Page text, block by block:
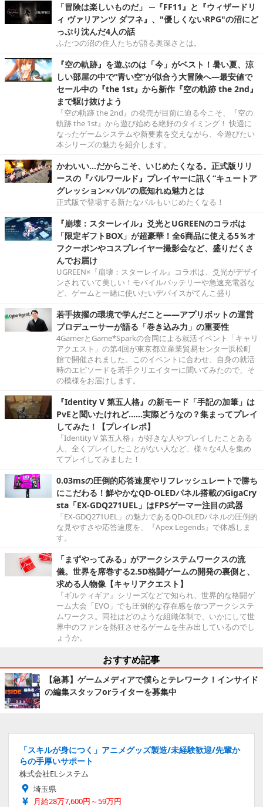
「冒険は楽しいものだ」 ─『FF11』と『ウィザードリ
ィ ヴァリアンツ ダフネ』、"優しくないRPG"の沼にど
っぷり沈んだ4人の話
ふたつの沼の住人たちが語る奥深さとは。
『空の軌跡』を遊ぶのは「今」がベスト！暑い夏、涼
しい部屋の中で“青い空”が似合う大冒険へ―最安値で
セール中の『the 1st』から新作『空の軌跡 the 2nd』
まで駆け抜けよう
『空の軌跡 the 2nd』の発売が目前に迫る今こそ、『空の
軌跡 the 1st』から遊び始める絶好のタイミング！ 快適に
なったゲームシステムや新要素を交えながら、今遊びたい
本シリーズの魅力を紹介します。
かわいい…だからこそ、いじめたくなる。正式版リリ
ースの『パルワールド』プレイヤーに訊く“キュートア
グレッション×パル”の底知れぬ魅力とは
正式版で登場する新たなパルもいじめたくなる！
『崩壊：スターレイル』爻光とUGREENのコラボは
「限定ギフトBOX」が超豪華！全6商品に使える5％オ
フクーポンやコスプレイヤー撮影会など、盛りだくさ
んでお届け
UGREEN×『崩壊：スターレイル』コラボは、爻光がデザイ
ンされていて美しい！モバイルバッテリーや急速充電器な
ど、ゲームと一緒に使いたいデバイスがてんこ盛り
若手抜擢の環境で学んだこと――アプリボットの運営
プロデューサーが語る「巻き込み力」の重要性
4GamerとGame*Sparkの合同による就活イベント「キャリ
アクエスト」の第4回が東京都立産業貿易センター浜松町
館で開催されました。このイベントに合わせ、自身の就活
時のエピソードを若手クリエイターに聞いてみたので、そ
の模様をお届けします。
『Identity V 第五人格』の新モード「手記の加筆」は
PvEと聞いたけれど……実際どうなの？集まってプレイ
してみた！【プレイレポ】
『Identity V 第五人格』が好きな人やプレイしたことある
人、全くプレイしたことがない人など、様々な4人を集め
てプレイしてみました！
0.03msの圧倒的応答速度やリフレッシュレートで勝ち
にこだわる！鮮やかなQD-OLEDパネル搭載のGigaCry
sta「EX-GDQ271UEL」はFPSゲーマー注目の武器
「EX-GDQ271UEL」の魅力であるQD-OLEDパネルの圧倒的
な見やすさや応答速度を、『Apex Legends』で体感しま
す。
「まずやってみる」がアークシステムワークスの流
儀。世界を席巻する2.5D格闘ゲームの開発の裏側と、
求める人物像【キャリアクエスト】
『ギルティギア』シリーズなどで知られ、世界的な格闘ゲ
ーム大会「EVO」でも圧倒的な存在感を放つアークシステ
ムワークス。同社はどのような組織体制で、いかにして世
界中のファンを熱狂させるゲームを生み出しているのでし
ょうか。
おすすめ記事
【急募】ゲームメディアで僕らとテレワーク！インサイド
の編集スタッフorライターを募集中
「スキルが身につく」アニメグッズ製造/未経験歓迎/先輩か
らの手厚いサポート
株式会社ELシステム
埼玉県
月給28万7,600円～59万円